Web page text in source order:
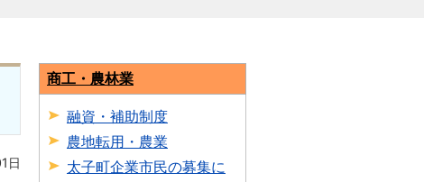
日
商工・農林業
融資・補助制度
農地転用・農業
太子町企業市民の募集に